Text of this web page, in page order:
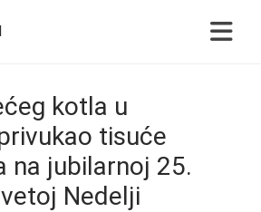
kotla u
tisuće
na jubilarnoj 25.
Nedelji